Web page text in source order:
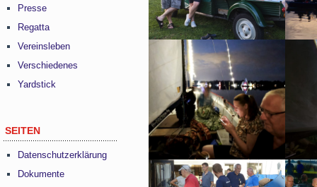
Presse
Regatta
Vereinsleben
Verschiedenes
Yardstick
SEITEN
Datenschutzerklärung
Dokumente